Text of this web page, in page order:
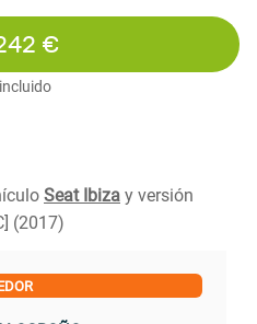
€
Seat Ibiza y versión
(2017)